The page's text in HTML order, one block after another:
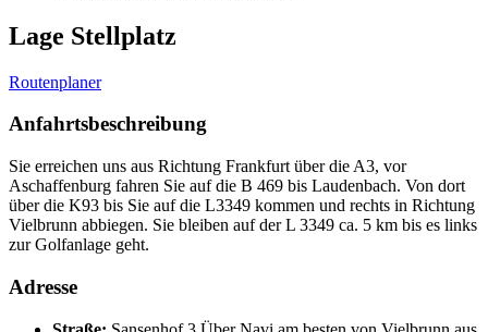
Lage Stellplatz
Routenplaner
Anfahrtsbeschreibung
Sie erreichen uns aus Richtung Frankfurt über die A3, vor
Aschaffenburg fahren Sie auf die B 469 bis Laudenbach. Von dort
über die K93 bis Sie auf die L3349 kommen und rechts in Richtung
Vielbrunn abbiegen. Sie bleiben auf der L 3349 ca. 5 km bis es links
zur Golfanlage geht.
Adresse